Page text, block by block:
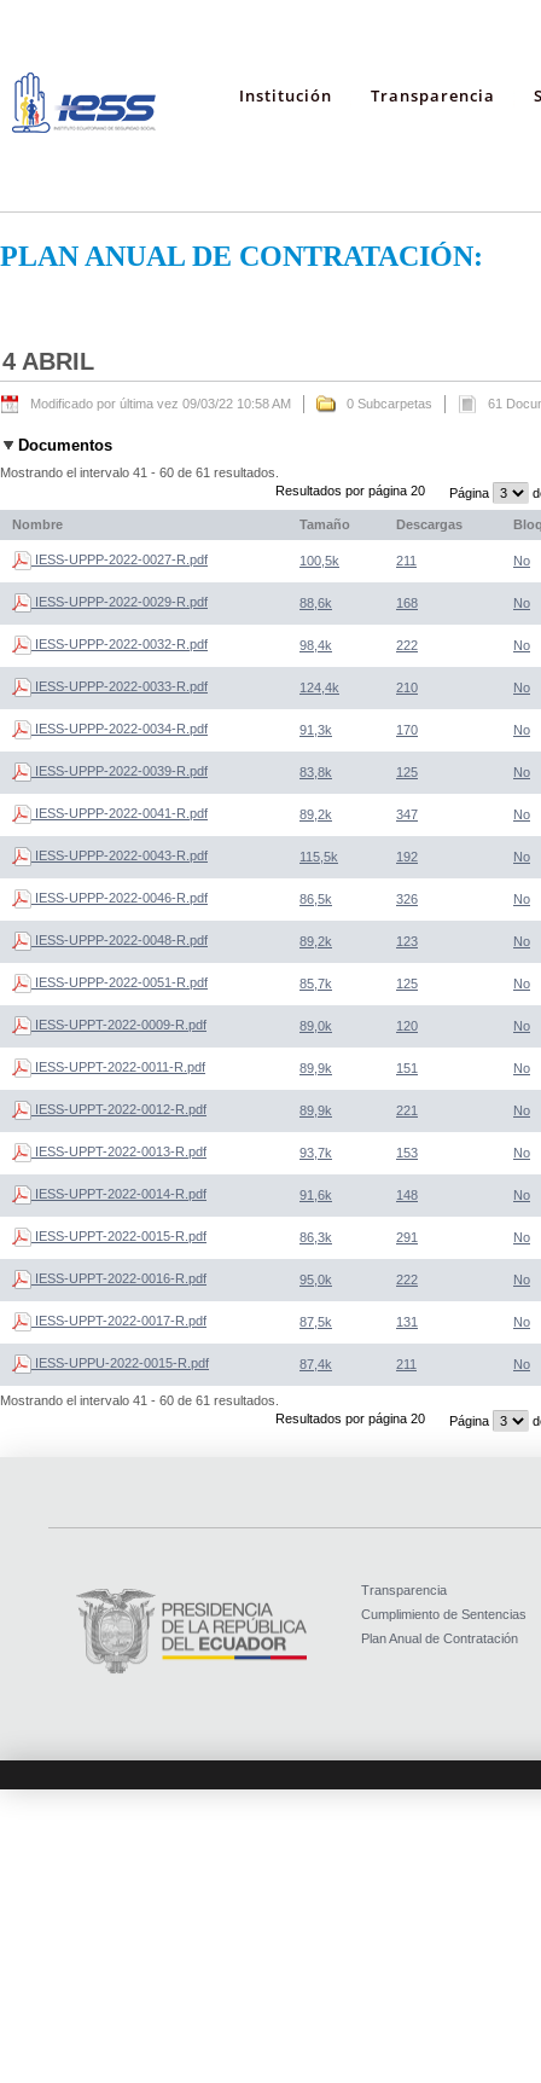
Institución Transparencia
PLAN ANUAL DE CONTRATACIÓN:
4 ABRIL
Modificado por última vez 09/03/22 10:58 AM 0 Subcarpetas 61
Documentos
Mostrando el intervalo 41 - 60 de 61 resultados.
Resultados por página 20
Página
Nombre Tamaño Descargas
IESS-UPPP-2022-0027-R.pdf 100,5k 211 No
IESS-UPPP-2022-0029-R.pdf 88,6k 168 No
IESS-UPPP-2022-0032-R.pdf 98,4k 222 No
IESS-UPPP-2022-0033-R.pdf 124,4k 210 No
IESS-UPPP-2022-0034-R.pdf 91,3k 170 No
IESS-UPPP-2022-0039-R.pdf 83,8k 125 No
IESS-UPPP-2022-0041-R.pdf 89,2k 347 No
IESS-UPPP-2022-0043-R.pdf 115,5k 192 No
IESS-UPPP-2022-0046-R.pdf 86,5k 326 No
IESS-UPPP-2022-0048-R.pdf 89,2k 123 No
IESS-UPPP-2022-0051-R.pdf 85,7k 125 No
IESS-UPPT-2022-0009-R.pdf 89,0k 120 No
IESS-UPPT-2022-0011-R.pdf 89,9k 151 No
IESS-UPPT-2022-0012-R.pdf 89,9k 221 No
IESS-UPPT-2022-0013-R.pdf 93,7k 153 No
IESS-UPPT-2022-0014-R.pdf 91,6k 148 No
IESS-UPPT-2022-0015-R.pdf 86,3k 291 No
IESS-UPPT-2022-0016-R.pdf 95,0k 222 No
IESS-UPPT-2022-0017-R.pdf 87,5k 131 No
IESS-UPPU-2022-0015-R.pdf 87,4k 211 No
Mostrando el intervalo 41 - 60 de 61 resultados.
Resultados por página 20
Página
Transparencia
Cumplimiento de Sentencias
Plan Anual de Contratación